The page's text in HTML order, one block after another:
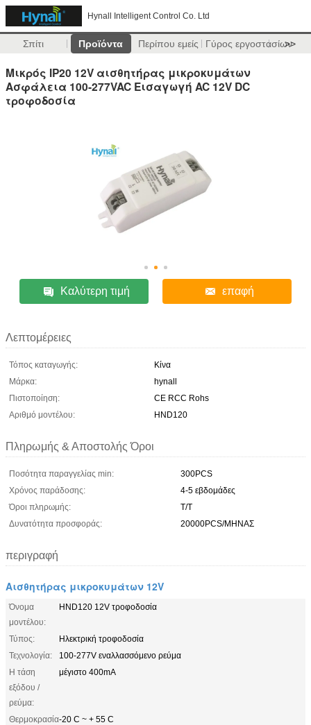
Hynall Intelligent Control Co. Ltd
Σπίτι Προϊόντα Περίπου εμείς Γύρος εργοστασίων
>>
Μικρός IP20 12V αισθητήρας μικροκυμάτων
Ασφάλεια 100-277VAC Εισαγωγή AC 12V DC
τροφοδοσία
Καλύτερη τιμή επαφή
Λεπτομέρειες
Τόπος καταγωγής:
Κίνα
Μάρκα:
hynall
Πιστοποίηση:
CE RCC Rohs
Αριθμό μοντέλου:
HND120
Πληρωμής & Αποστολής Όροι
Ποσότητα παραγγελίας min:
300PCS
Χρόνος παράδοσης:
4-5 εβδομάδες
Όροι πληρωμής:
Τ/Τ
Δυνατότητα προσφοράς:
20000PCS/ΜΗΝΑΣ
περιγραφή
Αισθητήρας μικροκυμάτων 12V
Όνομα
μοντέλου:
HND120 12V τροφοδοσία
Τύπος:
Ηλεκτρική τροφοδοσία
Τεχνολογία:
100-277V εναλλασσόμενο ρεύμα
Η τάση
εξόδου /
ρεύμα:
μέγιστο 400mA
Θερμοκρασία-20 C ~ + 55 C